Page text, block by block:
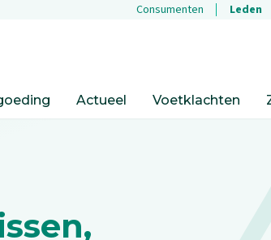
Consumenten Leden
Actueel Voetklachten